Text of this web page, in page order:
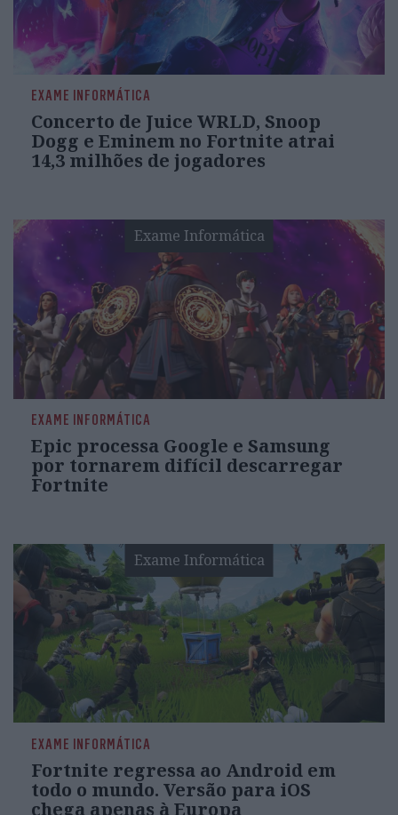
EXAME INFORMÁTICA
Concerto de Juice WRLD, Snoop
Dogg e Eminem no Fortnite atrai
14,3 milhões de jogadores
Exame Informática
EXAME INFORMÁTICA
Epic processa Google e Samsung
por tornarem difícil descarregar
Fortnite
Exame Informática
EXAME INFORMÁTICA
Fortnite regressa ao Android em
todo o mundo. Versão para iOS
chega apenas à Europa